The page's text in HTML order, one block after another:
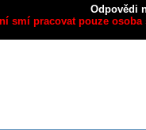
Odpovědi
smí pracovat pouze